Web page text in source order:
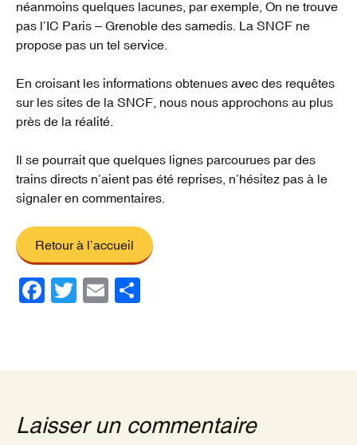
néanmoins quelques lacunes, par exemple, On ne trouve
pas l’IC Paris – Grenoble des samedis. La SNCF ne
propose pas un tel service.
En croisant les informations obtenues avec des requêtes
sur les sites de la SNCF, nous nous approchons au plus
près de la réalité.
Il se pourrait que quelques lignes parcourues par des
trains directs n’aient pas été reprises, n’hésitez pas à le
signaler en commentaires.
Retour à l’accueil
F
e
o
T
er
E
g
Laisser un commentaire